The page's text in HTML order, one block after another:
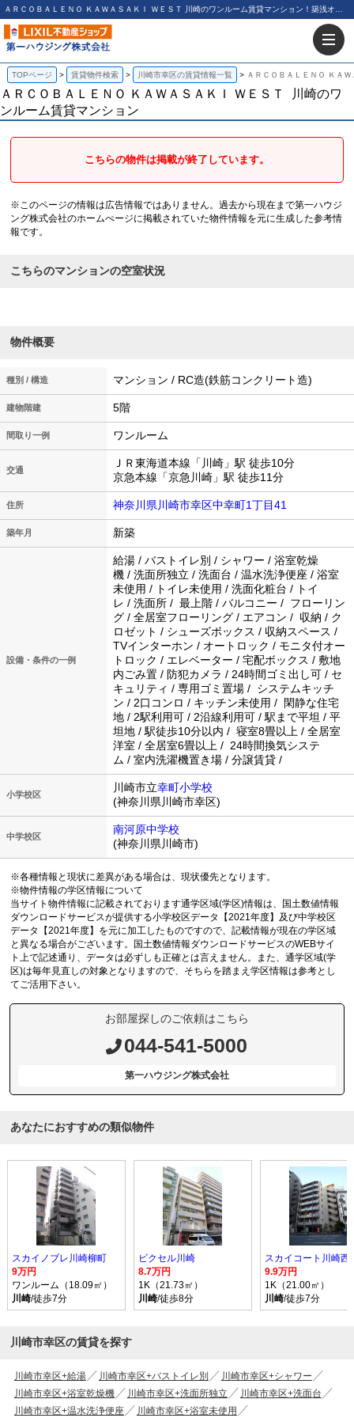
TOPページ 賃貸物件検索 川崎市幸区の賃貸情報一覧 ＡＲＣＯＢＡＬＥＮＯ ＫＡ
ＡＲＣＯＢＡＬＥＮＯ ＫＡＷＡＳＡＫＩ ＷＥＳＴ
川崎のワ
ンルーム賃貸マンション
こちらの物件は掲載が終了しています。
※このページの情報は広告情報ではありません。過去から現在まで第一ハウジ
ング株式会社のホームぺージに掲載されていた物件情報を元に生成した参考情
報です。
こちらのマンションの空室状況
物件概要
種別 / 構造 マンション / RC造(鉄筋コンクリート造)
建物階建 5階
間取り一例 ワンルーム
交通
ＪＲ東海道本線「川崎」駅 徒歩10分
京急本線「京急川崎」駅 徒歩11分
住所 神奈川県川崎市幸区中幸町1丁目41
築年月 新築
設備・条件の一例
給湯 / バストイレ別 / シャワー / 浴室乾燥
機 / 洗面所独立 / 洗面台 / 温水洗浄便座 / 浴室
未使用 / トイレ未使用 / 洗面化粧台 / トイ
レ / 洗面所 / 最上階 / バルコニー / フローリン
グ / 全居室フローリング / エアコン / 収納 / ク
ロゼット / シューズボックス / 収納スペース /
TVインターホン / オートロック / モニタ付オー
トロック / エレベーター / 宅配ボックス / 敷地
内ごみ置 / 防犯カメラ / 24時間ゴミ出し可 / セ
キュリティ / 専用ゴミ置場 / システムキッチ
ン / 2口コンロ / キッチン未使用 / 閑静な住宅
地 / 2駅利用可 / 2沿線利用可 / 駅まで平坦 / 平
坦地 / 駅徒歩10分以内 / 寝室8畳以上 / 全居室
洋室 / 全居室6畳以上 / 24時間換気システ
ム / 室内洗濯機置き場 / 分譲賃貸 /
小学校区
川崎市立幸町小学校
(神奈川県川崎市幸区)
中学校区
南河原中学校
(神奈川県川崎市)
※各種情報と現状に差異がある場合は、現状優先となります。
※物件情報の学区情報について
当サイト物件情報に記載されております通学区域(学区)情報は、国土数値情報
ダウンロードサービスが提供する小学校区データ【2021年度】及び中学校区
データ【2021年度】を元に加工したものですので、記載情報が現在の学区域
と異なる場合がございます。国土数値情報ダウンロードサービスのWEBサイ
ト上で記述通り、データは必ずしも正確とは言えません。また、通学区域(学
区)は毎年見直しの対象となりますので、そちらを踏まえ学区情報は参考とし
てご活用下さい。
お部屋探しのご依頼はこちら
044-541-5000
第一ハウジング株式会社
あなたにおすすめの類似物件
スカイノブレ川崎柳町
9万円
ワンルーム（18.09㎡）
川崎/徒歩7分
ビクセル川崎
8.7万円
1K（21.73㎡）
川崎/徒歩8分
スカイコート川崎西
9.9万円
1K（21.00㎡）
川崎/徒歩7分
川崎市幸区の賃貸を探す
川崎市幸区+給湯 川崎市幸区+バストイレ別
川崎市幸区+シャワー
川崎市幸区+浴室乾燥機
川崎市幸区+洗面所独立
川崎市幸区+洗面台
川崎市幸区+温水洗浄便座
川崎市幸区+浴室未使用